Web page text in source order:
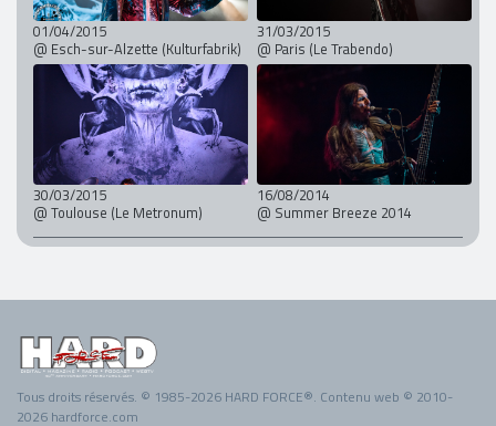
01/04/2015
@ Esch-sur-Alzette (Kulturfabrik)
31/03/2015
@ Paris (Le Trabendo)
30/03/2015
@ Toulouse (Le Metronum)
16/08/2014
@ Summer Breeze 2014
Tous droits réservés. © 1985-2026 HARD FORCE®. Contenu web © 2010-
2026 hardforce.com